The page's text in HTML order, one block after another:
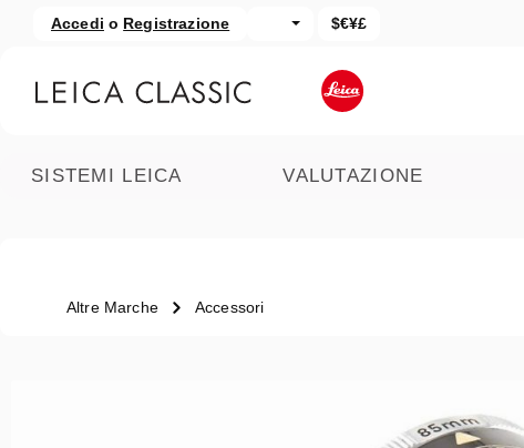
al contenuto principale
Salta alla ricerca
Accedi o Registrazione $€¥£
SISTEMI LEICA VALUTAZIONE
Altre Marche Accessori